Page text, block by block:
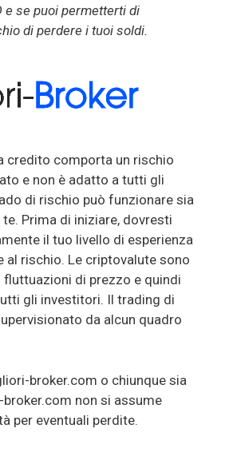
e se puoi permetterti di
di perdere i tuoi soldi.
credito comporta un rischio
e non è adatto a tutti gli
di rischio può funzionare sia
Prima di iniziare, dovresti
il tuo livello di esperienza
al rischio. Le criptovalute sono
di prezzo e quindi
gli investitori. Il trading di
da alcun quadro
broker.com o chiunque sia
non si assume
per eventuali perdite.